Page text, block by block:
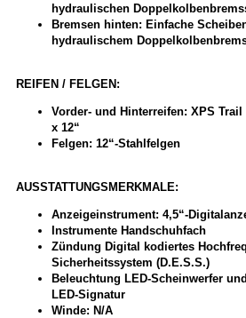
hydraulischen
Bremsen hinten: Einfache
hydraulischem
REIFEN / FELGEN:
Vorder- und Hinterreifen: XPS
x 12“
Felgen: 12“-Stahlfelgen
AUSSTATTUNGSMERKMALE:
Anzeigeinstrument: 4,5“-
Instrumente Handschuhfach
Zündung Digital kodiertes
Sicherheitssystem (D.E.S.S.)
Beleuchtung LED-Scheinwerfer
LED-Signatur
Winde: N/A